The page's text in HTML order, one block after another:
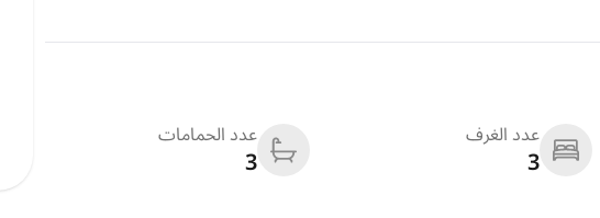
عدد الغرف
3
عدد الحمامات
3